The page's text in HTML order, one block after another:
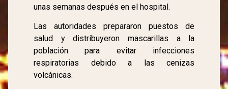
unas semanas después en el hospital.
Las autoridades prepararon puestos de
salud y distribuyeron mascarillas a la
población para evitar infecciones
respiratorias debido a las cenizas
volcánicas.